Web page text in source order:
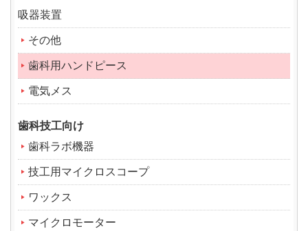
吸器装置
その他
歯科用ハンドピース
電気メス
歯科技工向け
歯科ラボ機器
技工用マイクロスコープ
ワックス
マイクロモーター